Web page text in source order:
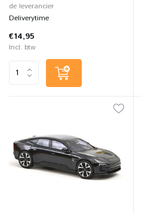
de leverancier
Deliverytime
€14,95
Incl. btw